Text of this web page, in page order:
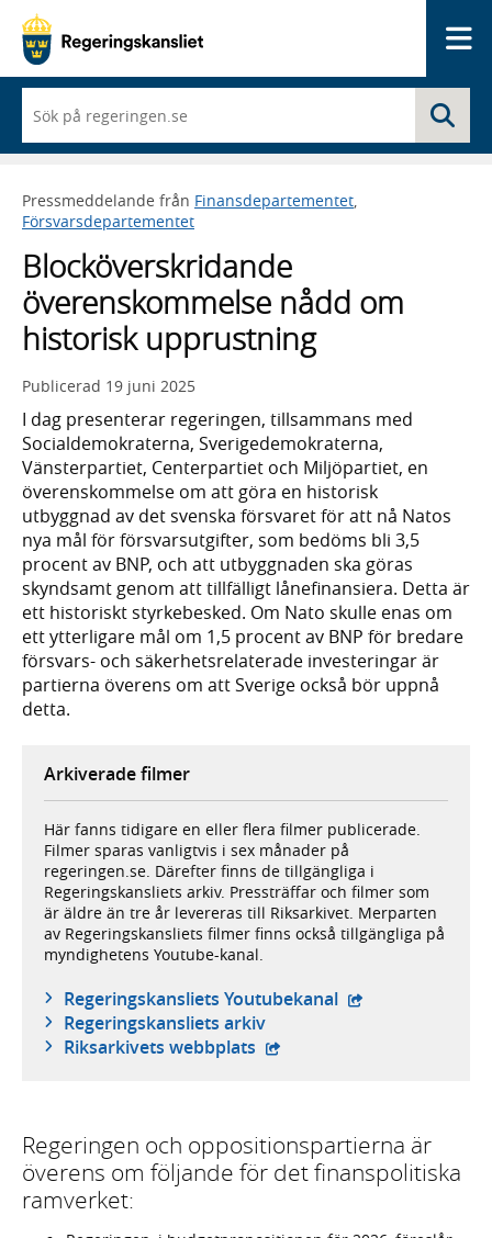
du
börjar
skriva
framträder
en
med
sökförslag
Pressmeddelande från Finansdepartementet,
Försvarsdepartementet
Blocköverskridande
överenskommelse nådd om
historisk upprustning
Publicerad 19 juni 2025
I dag presenterar regeringen, tillsammans med
Socialdemokraterna, Sverigedemokraterna,
Vänsterpartiet, Centerpartiet och Miljöpartiet, en
överenskommelse om att göra en historisk
utbyggnad av det svenska försvaret för att nå Natos
nya mål för försvarsutgifter, som bedöms bli 3,5
procent av BNP, och att utbyggnaden ska göras
skyndsamt genom att tillfälligt lånefinansiera. Detta är
ett historiskt styrkebesked. Om Nato skulle enas om
ett ytterligare mål om 1,5 procent av BNP för bredare
försvars- och säkerhetsrelaterade investeringar är
partierna överens om att Sverige också bör uppnå
detta.
Arkiverade filmer
Här fanns tidigare en eller flera filmer publicerade.
Filmer sparas vanligtvis i sex månader på
regeringen.se. Därefter finns de tillgängliga i
Regeringskansliets arkiv. Pressträffar och filmer som
är äldre än tre år levereras till Riksarkivet. Merparten
av Regeringskansliets filmer finns också tillgängliga på
myndighetens Youtube-kanal.
Regeringskansliets Youtubekanal - extern
Regeringskansliets arkiv
Riksarkivets webbplats - extern webbplats,
Regeringen och oppositionspartierna är
överens om följande för det finanspolitiska
ramverket: